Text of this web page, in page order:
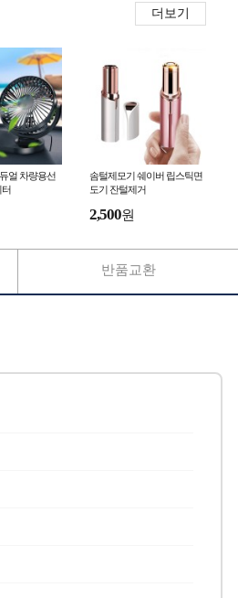
더보기
얼 차량용선
터
솜털제모기 쉐이버 립스틱면
도기 잔털제거
2,500원
반품교환